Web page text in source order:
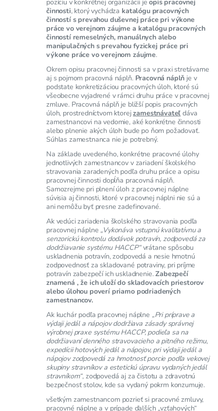
činnosti, ktorý vychádza katalógu pracovných
činností s prevahou duševnej práce pri výkone
práce vo verejnom záujme a katalógu pracovných
činností remeselných, manuálnych alebo
manipulačných s prevahou fyzickej práce pri
výkone práce vo verejnom záujme.
Okrem opisu pracovnej činnosti sa v praxi stretávame
aj s pojmom pracovná náplň. Pracovná náplň je v
podstate konkretizáciou pracovných úloh, ktoré sú
všeobecne vyjadrené v rámci druhu práce v pracovnej
zmluve. Pracovná náplň je bližší popis pracovných
úloh, prostredníctvom ktorejzamestnávateľ dáva
zamestnancovi na vedomie, aké konkrétne činnosti
alebo plnenie akých úloh bude po ňom požadovať.
Súhlas zamestnanca nie je potrebný.
Na základe uvedeného, konkrétne pracovné úlohy
jednotlivých zamestnancov v zariadení školského
stravovania zaradených podľa druhu práce a opisu
pracovnej činnosti dopĺňa pracovná náplň.
Samozrejme pri plnení úloh z pracovnej náplne
súvisia aj činnosti, ktoré v pracovnej náplni nie sú a
ani nemôžu byť presne zadefinované.
Ak vedúci zariadenia školského stravovania podľa
pracovnej náplne „Vykonáva vstupnú kvalitatívnu a
senzorickú kontrolu dodávok potravín, zodpovedá za
dodržiavanie systému HACCP“vrátane spôsobu
uskladnenia potravín, zodpovedá a nesie hmotnú
zodpovednosť za skladované potraviny, pri príjme
potravín zabezpečí ich uskladnenie.Zabezpečí
znamená , že ich uloží do skladovacích priestorov
alebo úlohou poverí priamo podriadených
zamestnancov.
Ak kuchár podľa pracovnej náplne „Pri príprave a
výdaji jedál a nápojov dodržiava zásady správnej
výrobnej praxe systému HACCP, podieľa sa na
dodržiavaní denného stravovacieho a pitného režimu,
expedícii hotových jedál a nápojov, pri výdaji jedál a
nápojov zodpovedá za hmotnosť porcie podľa vekovej
skupiny stravníkov a estetickú úpravu vydaných jedál
stravníkom“, zodpovedá aj za čistotu a zdravotnú
bezpečnosť stolov, kde sa vydaný pokrm konzumuje.
všetkým zamestnancom pozrieť si pracovné zmluvy,
pracovné náplne a v prípade ďalších „vzťahových“